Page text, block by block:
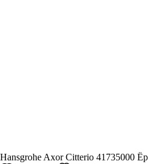
Hansgrohe Axor Citterio 41735000